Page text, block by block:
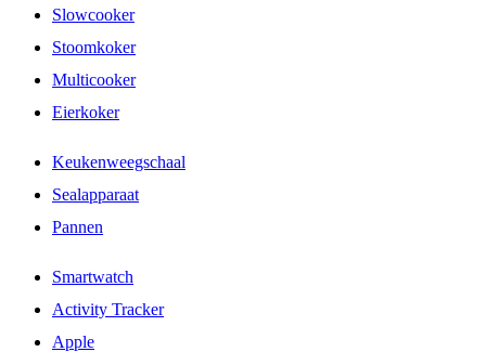
Slowcooker
Stoomkoker
Multicooker
Eierkoker
Keukenweegschaal
Sealapparaat
Pannen
Smartwatch
Activity Tracker
Apple